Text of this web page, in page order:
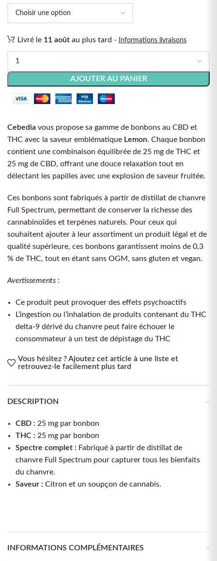
Livré le 11 août au plus tard - Informations livraisons
AJOUTER AU PANIER
Cebedia vous propose sa gamme de bonbons au CBD et
THC avec la saveur emblématique Lemon. Chaque bonbon
contient une combinaison équilibrée de 25 mg de THC et
25 mg de CBD, offrant une douce relaxation tout en
délectant les papilles avec une explosion de saveur fruitée.
Ces bonbons sont fabriqués à partir de distillat de chanvre
Full Spectrum, permettant de conserver la richesse des
cannabinoïdes et terpènes naturels. Pour ceux qui
souhaitent ajouter à leur assortiment un produit légal et de
qualité supérieure, ces bonbons garantissent moins de 0,3
% de THC, tout en étant sans OGM, sans gluten et vegan.
Avertissements :
Ce produit peut provoquer des effets psychoactifs
L’ingestion ou l’inhalation de produits contenant du THC
delta-9 dérivé du chanvre peut faire échouer le
consommateur à un test de dépistage du THC
Vous hésitez ? Ajoutez cet article à une liste et
retrouvez-le facilement plus tard
DESCRIPTION
CBD : 25 mg par bonbon
THC : 25 mg par bonbon
Spectre complet : Fabriqué à partir de distillat de
chanvre Full Spectrum pour capturer tous les bienfaits
du chanvre.
Saveur : Citron et un soupçon de cannabis.
INFORMATIONS COMPLÉMENTAIRES